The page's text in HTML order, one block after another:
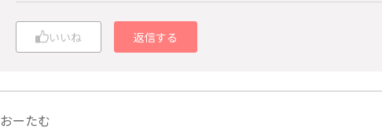
いいね 返信する
おーたむ